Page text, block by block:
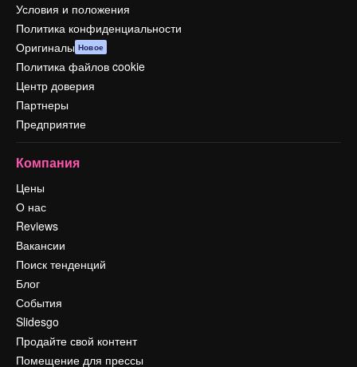
Условия и положения
Политика конфиденциальности
Оригиналы Новое
Политика файлов cookie
Центр доверия
Партнеры
Предприятие
Компания
Цены
О нас
Reviews
Вакансии
Поиск тенденций
Блог
События
Slidesgo
Продайте свой контент
Помещение для прессы